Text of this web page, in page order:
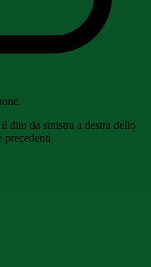
dito da sinistra a destra dello
precedenti